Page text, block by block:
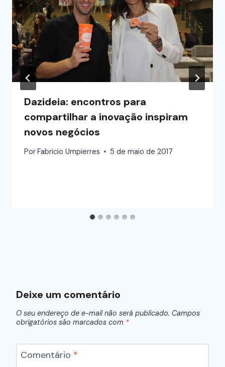
Dazideia: encontros para
compartilhar a inovação inspiram
novos negócios
PorFabricio Umpierres 5 de maio de 2017
Deixe um comentário
O seu endereço de e-mail não será publicado. Campos
obrigatórios são marcados com *
Comentário *